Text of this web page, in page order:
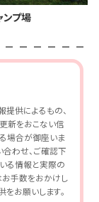
ンプ場
供によるもの、
新をおこない信
場合が御座いま
わせ、ご確認下
る情報と実際の
手数をおかけし
お願いします。